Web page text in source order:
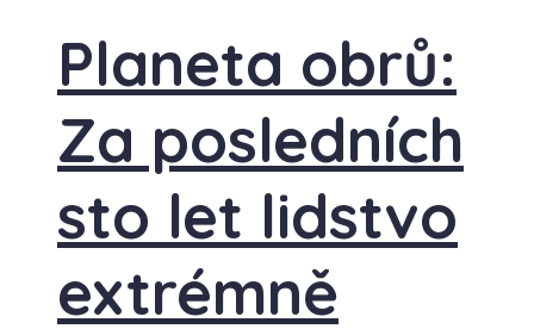
Planeta obrů:
Za posledních
sto let lidstvo
extrémně